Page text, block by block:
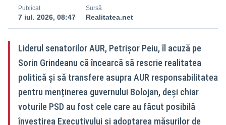
Publicat
7 iul. 2026, 08:47
Sursă
Realitatea.net
Liderul senatorilor AUR, Petrișor Peiu, îl acuză pe
Sorin Grindeanu că încearcă să rescrie realitatea
politică și să transfere asupra AUR responsabilitatea
pentru menținerea guvernului Bolojan, deși chiar
voturile PSD au fost cele care au făcut posibilă
învestirea Executivului și adoptarea măsurilor de